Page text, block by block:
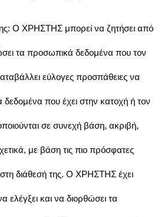
Ο ΧΡΗΣΤΗΣ μπορεί να ζητήσει από
τα προσωπικά δεδομένα που τον
εύλογες προσπάθειες να
δεδομένα που έχει στην κατοχή ή τον
σε συνεχή βάση, ακριβή,
με βάση τις πιο πρόσφατες
διάθεσή της. Ο ΧΡΗΣΤΗΣ έχει
ελέγξει και να διορθώσει τα